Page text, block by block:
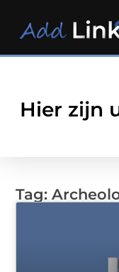
Hier zijn
Tag: